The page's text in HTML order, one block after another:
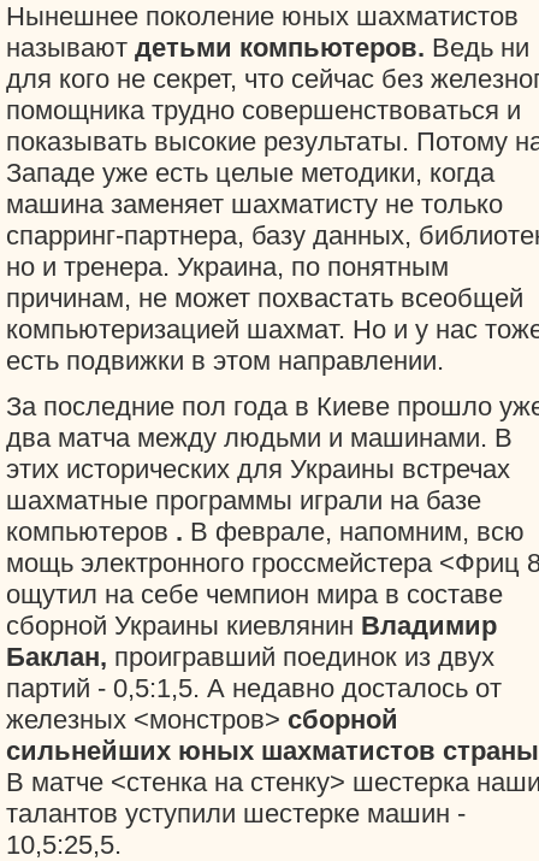
Нынешнее поколение юных шахматистов
называют детьми компьютеров. Ведь ни
для кого не секрет, что сейчас без
помощника трудно совершенствоваться и
показывать высокие результаты. Потому
Западе уже есть целые методики, когда
машина заменяет шахматисту не только
спарринг-партнера, базу данных,
но и тренера. Украина, по понятным
причинам, не может похвастать всеобщей
компьютеризацией шахмат. Но и у нас
есть подвижки в этом направлении.
За последние пол года в Киеве прошло
два матча между людьми и машинами. В
этих исторических для Украины встречах
шахматные программы играли на базе
компьютеров . В феврале, напомним, всю
мощь электронного гроссмейстера <Фриц
ощутил на себе чемпион мира в составе
сборной Украины киевлянин Владимир
Баклан, проигравший поединок из двух
партий - 0,5:1,5. А недавно досталось от
железных <монстров> сборной
сильнейших юных шахматистов
В матче <стенка на стенку> шестерка
талантов уступили шестерке машин -
10,5:25,5.